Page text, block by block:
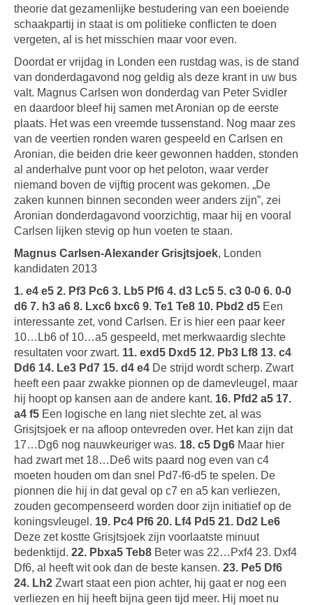
theorie dat gezamenlijke bestudering van een boeiende
schaakpartij in staat is om politieke conflicten te doen
vergeten, al is het misschien maar voor even.
Doordat er vrijdag in Londen een rustdag was, is de stand
van donderdagavond nog geldig als deze krant in uw bus
valt. Magnus Carlsen won donderdag van Peter Svidler
en daardoor bleef hij samen met Aronian op de eerste
plaats. Het was een vreemde tussenstand. Nog maar zes
van de veertien ronden waren gespeeld en Carlsen en
Aronian, die beiden drie keer gewonnen hadden, stonden
al anderhalve punt voor op het peloton, waar verder
niemand boven de vijftig procent was gekomen. „De
zaken kunnen binnen seconden weer anders zijn”, zei
Aronian donderdagavond voorzichtig, maar hij en vooral
Carlsen lijken stevig op hun voeten te staan.
Magnus Carlsen-Alexander Grisjtsjoek, Londen
kandidaten 2013
1. e4 e5 2. Pf3 Pc6 3. Lb5 Pf6 4. d3 Lc5 5. c3 0-0 6. 0-0
d6 7. h3 a6 8. Lxc6 bxc6 9. Te1 Te8 10. Pbd2 d5 Een
interessante zet, vond Carlsen. Er is hier een paar keer
10…Lb6 of 10…a5 gespeeld, met merkwaardig slechte
resultaten voor zwart. 11. exd5 Dxd5 12. Pb3 Lf8 13. c4
Dd6 14. Le3 Pd7 15. d4 e4 De strijd wordt scherp. Zwart
heeft een paar zwakke pionnen op de damevleugel, maar
hij hoopt op kansen aan de andere kant. 16. Pfd2 a5 17.
a4 f5 Een logische en lang niet slechte zet, al was
Grisjtsjoek er na afloop ontevreden over. Het kan zijn dat
17…Dg6 nog nauwkeuriger was. 18. c5 Dg6 Maar hier
had zwart met 18…De6 wits paard nog even van c4
moeten houden om dan snel Pd7-f6-d5 te spelen. De
pionnen die hij in dat geval op c7 en a5 kan verliezen,
zouden gecompenseerd worden door zijn initiatief op de
koningsvleugel. 19. Pc4 Pf6 20. Lf4 Pd5 21. Dd2 Le6
Deze zet kostte Grisjtsjoek zijn voorlaatste minuut
bedenktijd. 22. Pbxa5 Teb8 Beter was 22…Pxf4 23. Dxf4
Df6, al heeft wit ook dan de beste kansen. 23. Pe5 Df6
24. Lh2 Zwart staat een pion achter, hij gaat er nog een
verliezen en hij heeft bijna geen tijd meer. Hij moet nu